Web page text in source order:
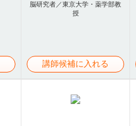
脳研究者／東京大学・薬学部教
授
講師候補に入れる